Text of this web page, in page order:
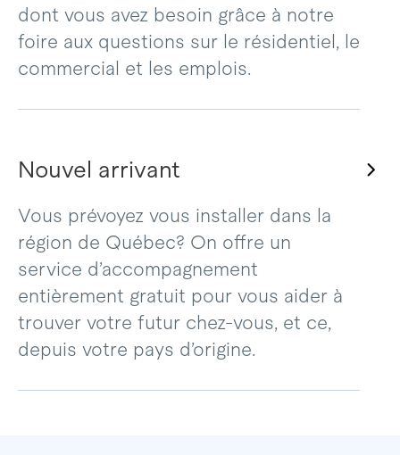
dont vous avez besoin grâce à notre
foire aux questions sur le résidentiel, le
commercial et les emplois.
Nouvel arrivant
Vous prévoyez vous installer dans la
région de Québec? On offre un
service d’accompagnement
entièrement gratuit pour vous aider à
trouver votre futur chez-vous, et ce,
depuis votre pays d’origine.